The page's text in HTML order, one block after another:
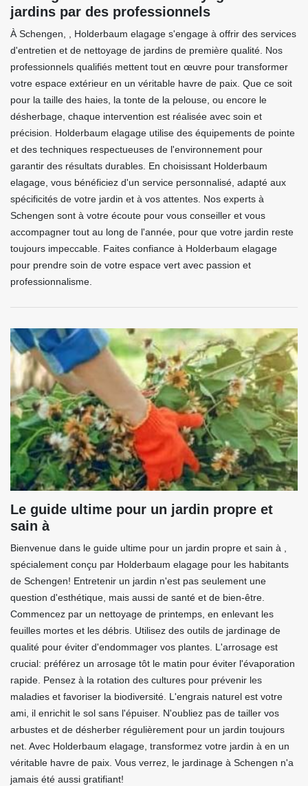
jardins par des professionnels
À Schengen, , Holderbaum elagage s'engage à offrir des services
d'entretien et de nettoyage de jardins de première qualité. Nos
professionnels qualifiés mettent tout en œuvre pour transformer
votre espace extérieur en un véritable havre de paix. Que ce soit
pour la taille des haies, la tonte de la pelouse, ou encore le
désherbage, chaque intervention est réalisée avec soin et
précision. Holderbaum elagage utilise des équipements de pointe
et des techniques respectueuses de l'environnement pour
garantir des résultats durables. En choisissant Holderbaum
elagage, vous bénéficiez d'un service personnalisé, adapté aux
spécificités de votre jardin et à vos attentes. Nos experts à
Schengen sont à votre écoute pour vous conseiller et vous
accompagner tout au long de l'année, pour que votre jardin reste
toujours impeccable. Faites confiance à Holderbaum elagage
pour prendre soin de votre espace vert avec passion et
professionnalisme.
Le guide ultime pour un jardin propre et
sain à
Bienvenue dans le guide ultime pour un jardin propre et sain à ,
spécialement conçu par Holderbaum elagage pour les habitants
de Schengen! Entretenir un jardin n'est pas seulement une
question d'esthétique, mais aussi de santé et de bien-être.
Commencez par un nettoyage de printemps, en enlevant les
feuilles mortes et les débris. Utilisez des outils de jardinage de
qualité pour éviter d'endommager vos plantes. L'arrosage est
crucial: préférez un arrosage tôt le matin pour éviter l'évaporation
rapide. Pensez à la rotation des cultures pour prévenir les
maladies et favoriser la biodiversité. L'engrais naturel est votre
ami, il enrichit le sol sans l'épuiser. N'oubliez pas de tailler vos
arbustes et de désherber régulièrement pour un jardin toujours
net. Avec Holderbaum elagage, transformez votre jardin à en un
véritable havre de paix. Vous verrez, le jardinage à Schengen n'a
jamais été aussi gratifiant!